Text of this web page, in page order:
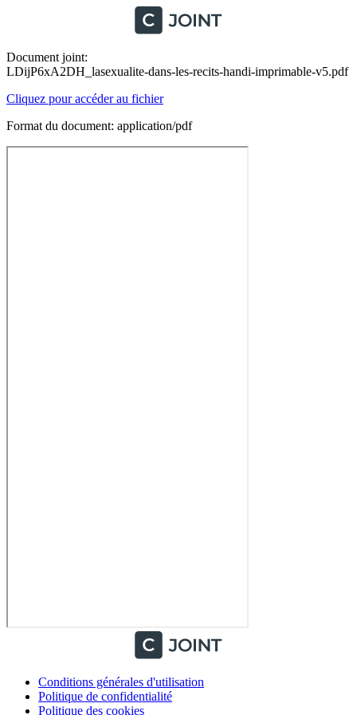
Document joint:
LDijP6xA2DH_lasexualite-dans-les-recits-handi-imprimable-v5.pdf
Cliquez pour accéder au fichier
Format du document: application/pdf
Conditions générales d'utilisation
Politique de confidentialité
Politique des cookies